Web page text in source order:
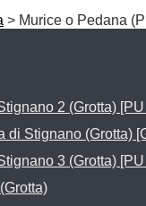
> Murice o Pedana
2 (Grotta) [PU
di Stignano (Grotta)
3 (Grotta) [PU